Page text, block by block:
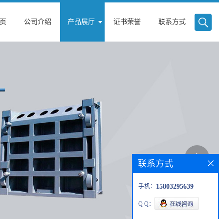
公司介绍 产品展厅 证书荣誉 联系方式
联系方式
手机： 15803295639
Q Q：